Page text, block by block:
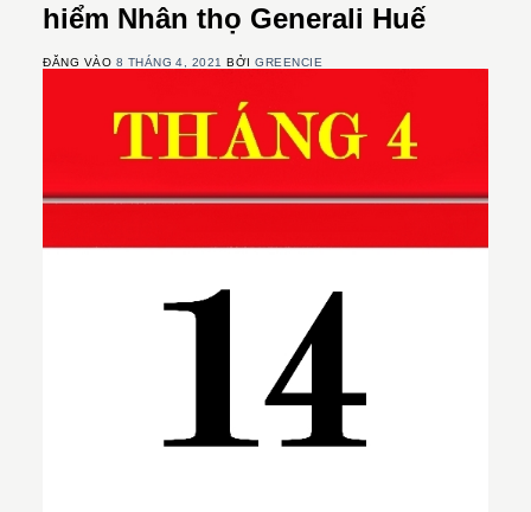
hiểm Nhân thọ Generali Huế
ĐĂNG VÀO 8 THÁNG 4, 2021 BỞIGREENCIE